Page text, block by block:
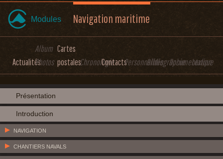
Modules Navigation maritime
Actualités
Album
Photos
Cartes
postalesChronologieContactsPersonnalitésBibliographieDocumentation
Lexique
Présentation
Introduction
NAVIGATION
CHANTIERS NAVALS